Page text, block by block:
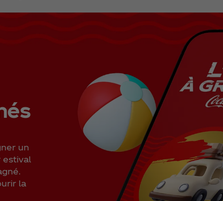
un
estival
la